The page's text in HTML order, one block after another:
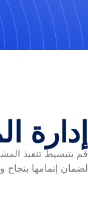
إدارة
قم بتبسيط تنفيذ
لضمان إتمامها